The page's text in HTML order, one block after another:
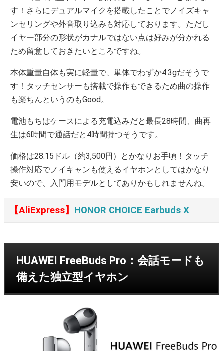
す！さらにデュアルマイクを搭載したことでノイズキャ
ンセリングや外音取り込みも対応しております。ただし
イヤー部分の形状がカナルではない点は好みが分かれる
ため留意しておきたいところですね。
本体重量自体も実に軽量で、単体でわずか4.3gだそうで
す！タッチセンサーも搭載で操作もできるため曲の操作
も楽ちんというのもGood。
電池もちはケースによる充電込みだと最長28時間、曲再
生は6時間で通話だと4時間持つそうです。
価格は28.15ドル（約3,500円）とかなりお手頃！タッチ
操作対応でノイキャンも使えるイヤホンとしてはかなり
安いので、入門用モデルとしてありかもしれませんね。
【AliExpress】 HONOR CHOICE Earbuds X
HUAWEI FreeBuds Pro：会話モードも
備えた独立型イヤホン